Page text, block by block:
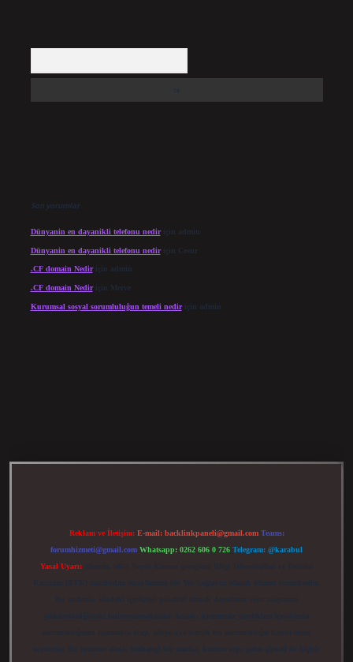
Son yorumlar
Dünyanin en dayanikli telefonu nediriçin admin
Dünyanin en dayanikli telefonu nediriçin Cesur
.CF domain Nediriçin admin
.CF domain Nediriçin Merve
Kurumsal sosyal sorumluluğun temeli nediriçin admin
Reklam ve İletişim: E-mail: backlinkpaneli@gmail.com Teams:
forumhizmeti@gmail.com Whatsapp: 0262 606 0 726 Telegram: @karabul
Yasal Uyarı: